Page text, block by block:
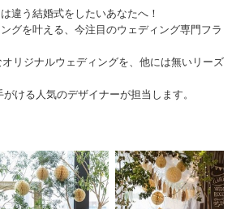
違う結婚式をしたいあなたへ！
グを叶える、今注目のウェディング専門フラ
リジナルウェディングを、他には無いリーズ
ける人気のデザイナーが担当します。